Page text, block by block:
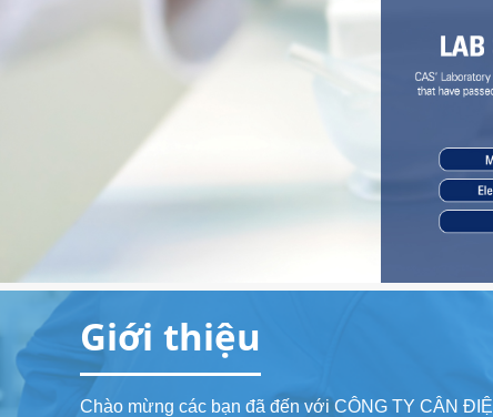
Giới thiệu
Chào mừng các bạn đã đến với CÔNG TY CÂN